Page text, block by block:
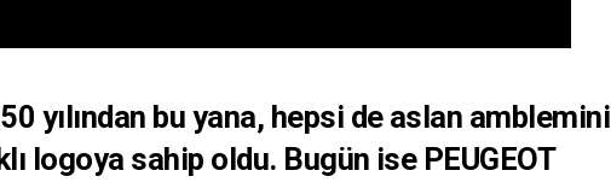
yılından bu yana, hepsi de aslan amblemini
logoya sahip oldu. Bugün ise PEUGEOT